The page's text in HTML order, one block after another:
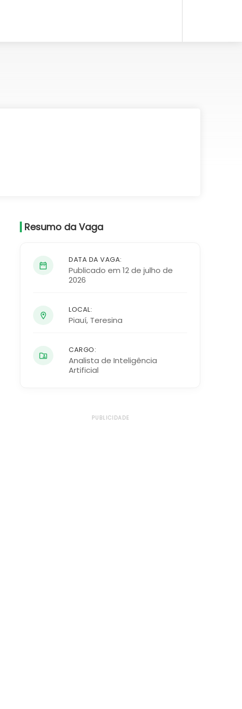
Resumo da Vaga
DATA DA VAGA:
Publicado em 12 de julho de
2026
LOCAL:
Piauí, Teresina
CARGO:
Analista de Inteligência
Artificial
PUBLICIDADE